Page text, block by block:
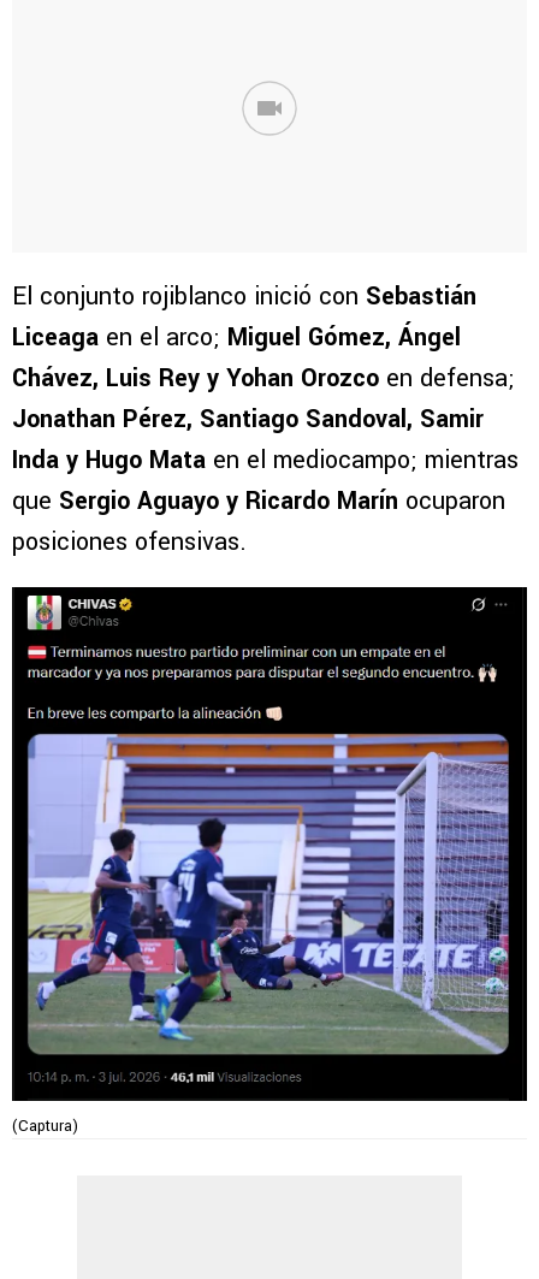
El conjunto rojiblanco inició con Sebastián
Liceaga en el arco; Miguel Gómez, Ángel
Chávez, Luis Rey y Yohan Orozco en defensa;
Jonathan Pérez, Santiago Sandoval, Samir
Inda y Hugo Mata en el mediocampo; mientras
que Sergio Aguayo y Ricardo Marín ocuparon
posiciones ofensivas.
(Captura)